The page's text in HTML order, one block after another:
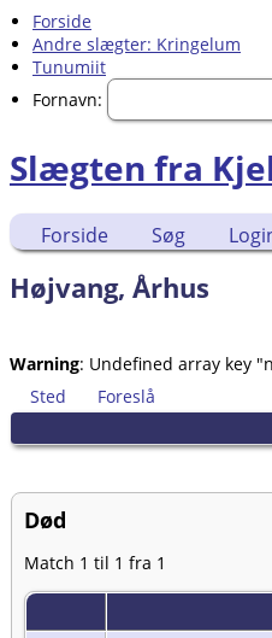
Forside
Andre slægter: Kringelum
Tunumiit
Fornavn:
Slægten fra
Forside Søg
Højvang, Århus
Warning: Undefined array key
Sted
Foreslå
Død
Match 1 til 1 fra 1